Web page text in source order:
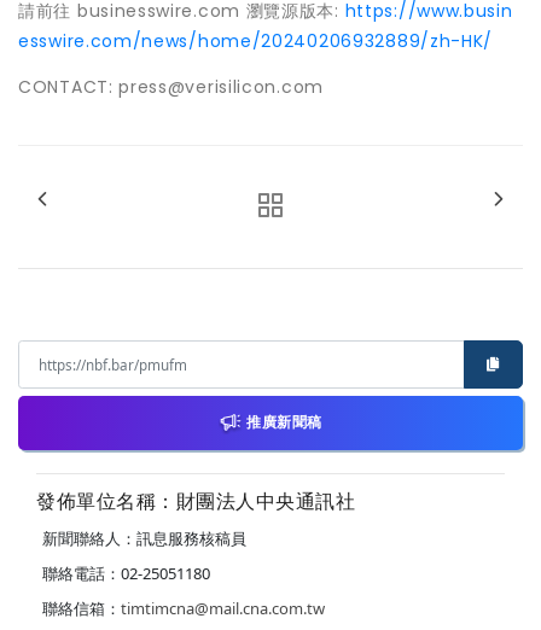
請前往 businesswire.com 瀏覽源版本: https://www.busin
esswire.com/news/home/20240206932889/zh-HK/
CONTACT: press@verisilicon.com
推廣新聞稿
發佈單位名稱：財團法人中央通訊社
新聞聯絡人：訊息服務核稿員
聯絡電話：02-25051180
聯絡信箱： timtimcna@mail.cna.com.tw